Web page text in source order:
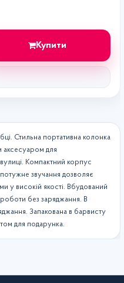
Стильна портативна колонка
аксесуаром для
Компактний корпус
звучання дозволяє
у високій якості. Вбудований
без заряджання. В
Запакована в барвисту
для подарунка.
Купити